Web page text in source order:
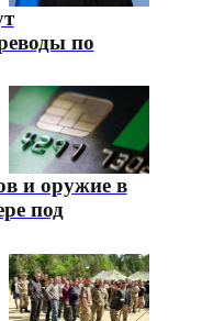
по
и оружие в
под